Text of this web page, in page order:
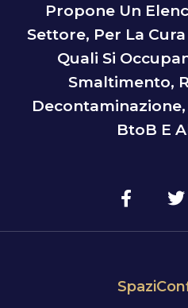
Propone Un
Settore, Per La
Quali Si
Smaltimento,
BtoB E